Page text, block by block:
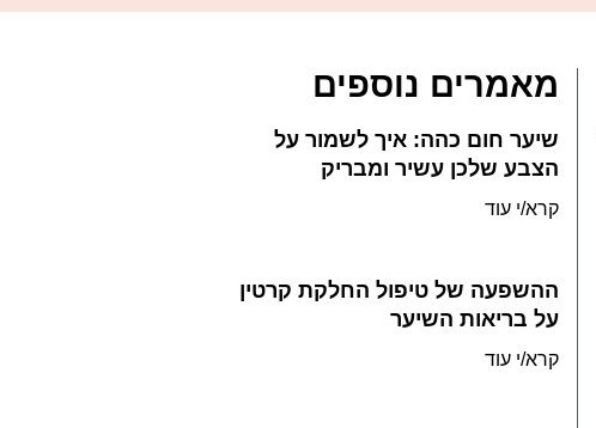
מאמרים נוספים
שיער חום כהה: איך לשמור על
הצבע שלכן עשיר ומבריק
קרא/י עוד
ההשפעה של טיפול החלקת קרטין
על בריאות השיער
קרא/י עוד